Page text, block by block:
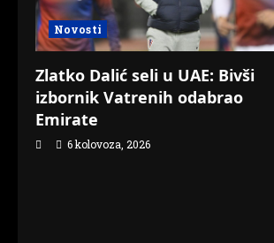
Novosti
Zlatko Dalić seli u UAE: Bivši
izbornik Vatrenih odabrao
Emirate
6 kolovoza, 2026